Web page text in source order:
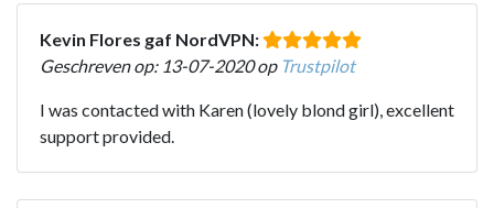
Kevin Flores gaf NordVPN:
Geschreven op: 13-07-2020 op Trustpilot
I was contacted with Karen (lovely blond girl), excellent
support provided.